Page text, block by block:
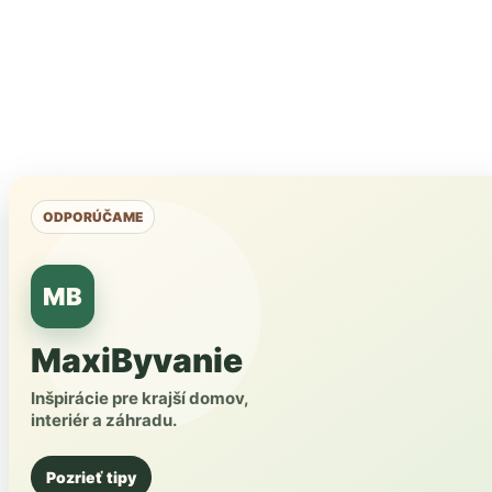
ODPORÚČAME
MB
MaxiByvanie
Inšpirácie pre krajší domov,
interiér a záhradu.
Pozrieť tipy